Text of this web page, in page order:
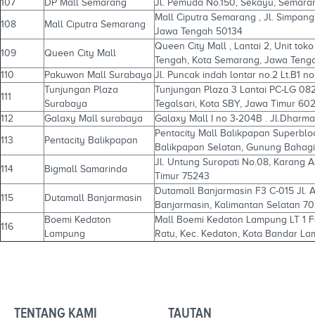
107
DP Mall Semarang Jl. Pemuda No.150, Sekayu,
108 Mall Ciputra Semarang
Mall Ciputra Semarang , Jl.
Jawa Tengah 50134
109 Queen City Mall
Queen City Mall , Lantai 2, Unit
Tengah, Kota Semarang, Jawa
110
Pakuwon Mall Surabaya Jl. Puncak indah lontar no.2 Lt.B1
111
Tunjungan Plaza
Surabaya
Tunjungan Plaza 3 Lantai PC-LG
Tegalsari, Kota SBY, Jawa Timur
112
Galaxy Mall surabaya Galaxy Mall I no 3-204B .
113 Pentacity Balikpapan
Pentacity Mall Balikpapan
Balikpapan Selatan, Gunung
114 Bigmall Samarinda
Jl. Untung Suropati No.08, Karang
Timur 75243
115 Dutamall Banjarmasin
Dutamall Banjarmasin F3 C-015 Jl.
Banjarmasin, Kalimantan Selatan
116
Boemi Kedaton
Lampung
Mall Boemi Kedaton Lampung LT 1
Ratu, Kec. Kedaton, Kota Bandar
TENTANG KAMI TAUTAN